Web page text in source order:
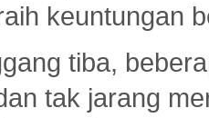
keuntungan
tiba,
tak jarang